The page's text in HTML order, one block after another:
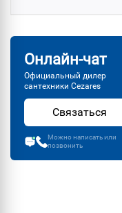
Онлайн-чат
Официальный дилер
сантехники Cezares
Связаться
Можно написать или
позвонить